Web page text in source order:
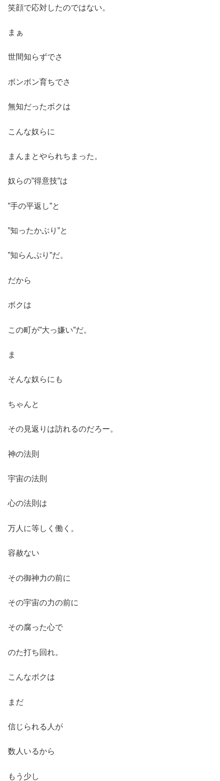
笑顔で応対したのではない。
まぁ
世間知らずでさ
ボンボン育ちでさ
無知だったボクは
こんな奴らに
まんまとやられちまった。
奴らの”得意技”は
”手の平返し”と
”知ったかぶり”と
”知らんぷり”だ。
だから
ボクは
この町が”大っ嫌い”だ。
ま
そんな奴らにも
ちゃんと
その見返りは訪れるのだろー。
神の法則
宇宙の法則
心の法則は
万人に等しく働く。
容赦ない
その御神力の前に
その宇宙の力の前に
その腐った心で
のた打ち回れ。
こんなボクは
まだ
信じられる人が
数人いるから
もう少し